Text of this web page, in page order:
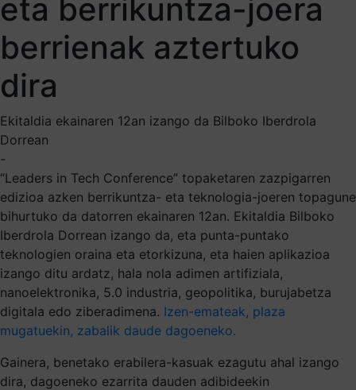
eta berrikuntza-joera
berrienak aztertuko
dira
Ekitaldia ekainaren 12an izango da Bilboko Iberdrola
Dorrean
-
“Leaders in Tech Conference” topaketaren zazpigarren
edizioa azken berrikuntza- eta teknologia-joeren topagune
bihurtuko da datorren ekainaren 12an. Ekitaldia Bilboko
Iberdrola Dorrean izango da, eta punta-puntako
teknologien oraina eta etorkizuna, eta haien aplikazioa
izango ditu ardatz, hala nola adimen artifiziala,
nanoelektronika, 5.0 industria, geopolitika, burujabetza
digitala edo ziberadimena. Izen-emateak, plaza
mugatuekin, zabalik daude dagoeneko.
Gainera, benetako erabilera-kasuak ezagutu ahal izango
dira, dagoeneko ezarrita dauden adibideekin